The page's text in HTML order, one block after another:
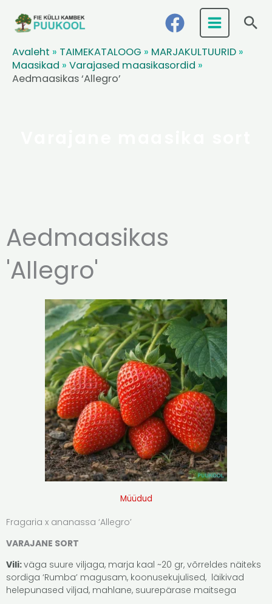
Avaleht » TAIMEKATALOOG » MARJAKULTUURID »
Maasikad » Varajased maasikasordid »
Aedmaasikas ‘Allegro’
Aedmaasikas
'Allegro'
Müüdud
Fragaria x ananassa ‘Allegro’
VARAJANE SORT
Vili:väga suure viljaga, marja kaal ~20 gr, võrreldes näiteks
sordiga ‘Rumba’ magusam, koonusekujulised, läikivad
helepunased viljad, mahlane, suurepärase maitsega